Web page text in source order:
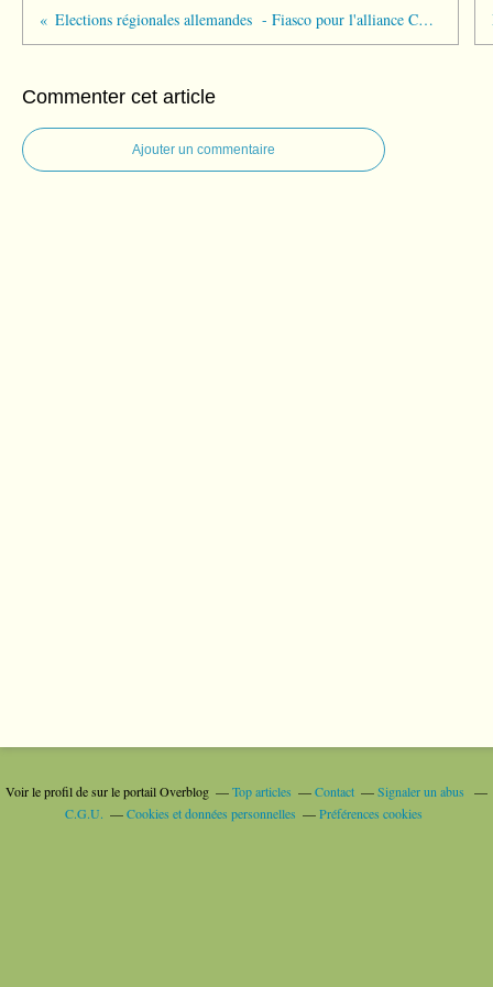
Elections régionales allemandes - Fiasco pour l'alliance CDU-SPD - Percée de l'extrême droite
Commenter cet article
Ajouter un commentaire
Voir le profil desur le portail Overblog Top articles Contact
Signaler un abus
C.G.U.
Cookies et données personnelles Préférences cookies